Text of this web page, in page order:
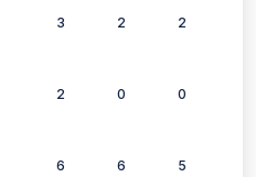
3 2 2
2 0 0
6 6 5